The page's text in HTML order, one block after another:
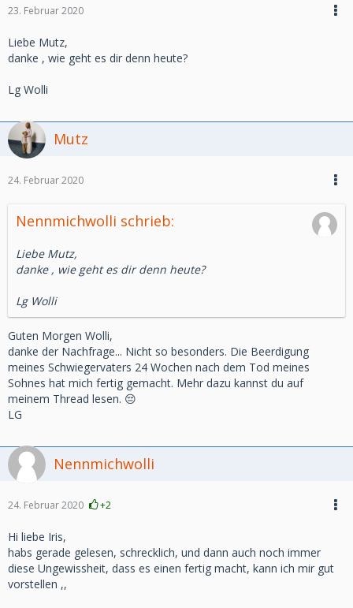
23. Februar 2020
Liebe Mutz,
danke , wie geht es dir denn heute?
Lg Wolli
Mutz
24. Februar 2020
Nennmichwolli schrieb:
Liebe Mutz,
danke , wie geht es dir denn heute?
Lg Wolli
Guten Morgen Wolli,
danke der Nachfrage... Nicht so besonders. Die Beerdigung
meines Schwiegervaters 24 Wochen nach dem Tod meines
Sohnes hat mich fertig gemacht. Mehr dazu kannst du auf
meinem Thread lesen. 😔
LG
Nennmichwolli
24. Februar 2020 +2
Hi liebe Iris,
habs gerade gelesen, schrecklich, und dann auch noch immer
diese Ungewissheit, dass es einen fertig macht, kann ich mir gut
vorstellen ,,